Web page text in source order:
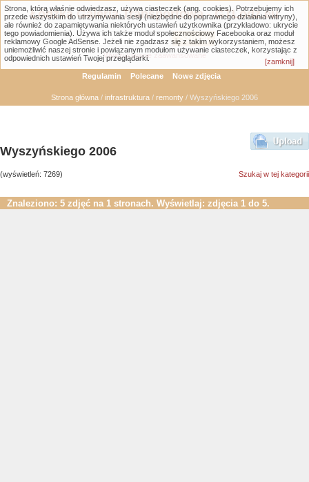
Łódzka Galeria Transportowa - GTLodz.eu
Wyszukiwanie zaawansowane
Regulamin Polecane Nowe zdjęcia
Strona główna / infrastruktura / remonty / Wyszyńskiego 2006
Wyszyńskiego 2006
(wyświetleń: 7269) Szukaj w tej kategorii
Znaleziono: 5 zdjęć na 1 stronach. Wyświetlaj: zdjęcia 1 do 5.
Strona, którą właśnie odwiedzasz, używa ciasteczek (ang. cookies). Potrzebujemy ich
przede wszystkim do utrzymywania sesji (niezbędne do poprawnego działania witryny),
ale również do zapamiętywania niektórych ustawień użytkownika (przykładowo: ukrycie
tego powiadomienia). Używa ich także moduł społecznościowy Facebooka oraz moduł
reklamowy Google AdSense. Jeżeli nie zgadzasz się z takim wykorzystaniem, możesz
uniemożliwić naszej stronie i powiązanym modułom używanie ciasteczek, korzystając z
odpowiednich ustawień Twojej przeglądarki.
[zamknij]